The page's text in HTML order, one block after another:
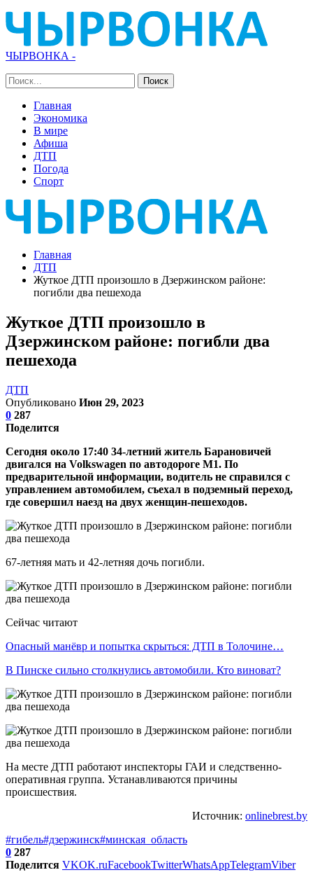
ЧЫРВОНКА -
Главная
Экономика
В мире
Афиша
ДТП
Погода
Спорт
Главная
ДТП
Жуткое ДТП произошло в Дзержинском районе:
погибли два пешехода
Жуткое ДТП произошло в
Дзержинском районе: погибли два
пешехода
ДТП
Опубликовано Июн 29, 2023
0 287
Поделится
Сегодня около 17:40 34-летний житель Барановичей
двигался на Volkswagen по автодороге М1. По
предварительной информации, водитель не справился с
управлением автомобилем, съехал в подземный переход,
где совершил наезд на двух женщин-пешеходов.
67-летняя мать и 42-летняя дочь погибли.
Сейчас читают
Опасный манёвр и попытка скрыться: ДТП в Толочине…
В Пинске сильно столкнулись автомобили. Кто виноват?
На месте ДТП работают инспекторы ГАИ и следственно-
оперативная группа. Устанавливаются причины
происшествия.
Источник: onlinebrest.by
#гибель#дзержинск#минская_область
0 287
Поделится VKOK.ruFacebookTwitterWhatsAppTelegramViber